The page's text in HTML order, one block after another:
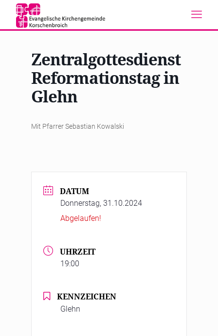
Zentralgottesdienst
Reformationstag in
Glehn
Mit Pfarrer Sebastian Kowalski
DATUM
Donnerstag, 31.10.2024
Abgelaufen!
UHRZEIT
19:00
KENNZEICHEN
Glehn